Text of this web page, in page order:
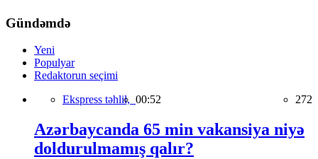
Gündəmdə
Yeni
Populyar
Redaktorun seçimi
Ekspress təhlil, 00:52 272
Azərbaycanda 65 min vakansiya niyə
doldurulmamış qalır?